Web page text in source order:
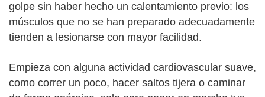
golpe sin haber hecho un calentamiento previo: los
músculos que no se han preparado adecuadamente
tienden a lesionarse con mayor facilidad.
Empieza con alguna actividad cardiovascular suave,
como correr un poco, hacer saltos tijera o caminar